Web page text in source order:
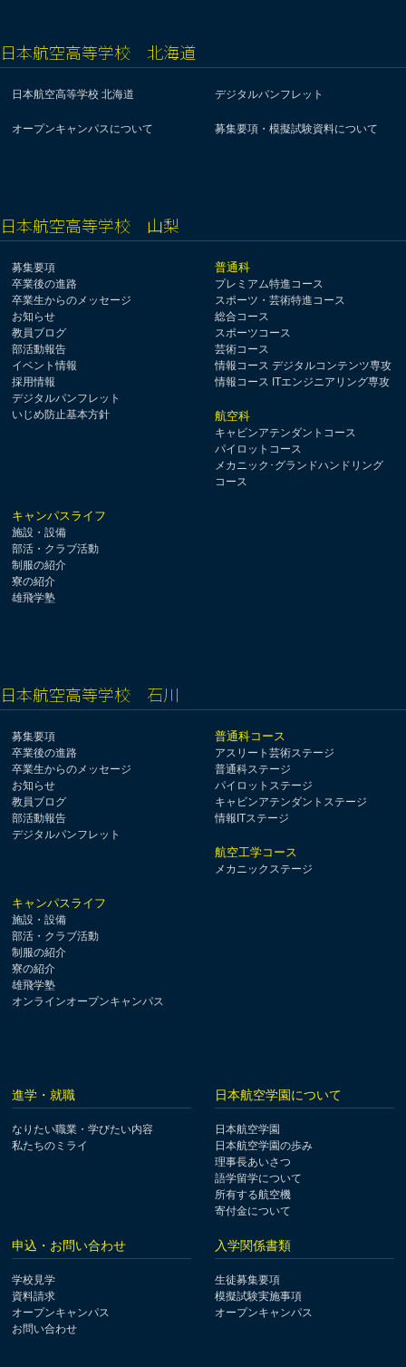
日本航空高等学校 北海道
日本航空高等学校 北海道 デジタルパンフレット
オープンキャンパスについて 募集要項・模擬試験資料について
日本航空高等学校 山梨
募集要項
卒業後の進路
卒業生からのメッセージ
お知らせ
教員ブログ
部活動報告
イベント情報
採用情報
デジタルパンフレット
いじめ防止基本方針
普通科
プレミアム特進コース
スポーツ・芸術特進コース
総合コース
スポーツコース
芸術コース
情報コース デジタルコンテンツ専攻
情報コース ITエンジニアリング専攻
航空科
キャビンアテンダントコース
パイロットコース
メカニック･グランドハンドリング
コース
キャンパスライフ
施設・設備
部活・クラブ活動
制服の紹介
寮の紹介
雄飛学塾
日本航空高等学校 石川
募集要項
卒業後の進路
卒業生からのメッセージ
お知らせ
教員ブログ
部活動報告
デジタルパンフレット
普通科コース
アスリート芸術ステージ
普通科ステージ
パイロットステージ
キャビンアテンダントステージ
情報ITステージ
航空工学コース
メカニックステージ
キャンパスライフ
施設・設備
部活・クラブ活動
制服の紹介
寮の紹介
雄飛学塾
オンラインオープンキャンパス
進学・就職
なりたい職業・学びたい内容
私たちのミライ
日本航空学園について
日本航空学園
日本航空学園の歩み
理事長あいさつ
語学留学について
所有する航空機
寄付金について
申込・お問い合わせ
学校見学
資料請求
オープンキャンパス
お問い合わせ
入学関係書類
生徒募集要項
模擬試験実施事項
オープンキャンパス